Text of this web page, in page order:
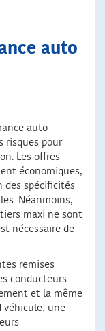
auto
auto
risques pour
Les offres
économiques,
des spécificités
Néanmoins,
maxi ne sont
nécessaire de
remises
conducteurs
et la même
véhicule, une